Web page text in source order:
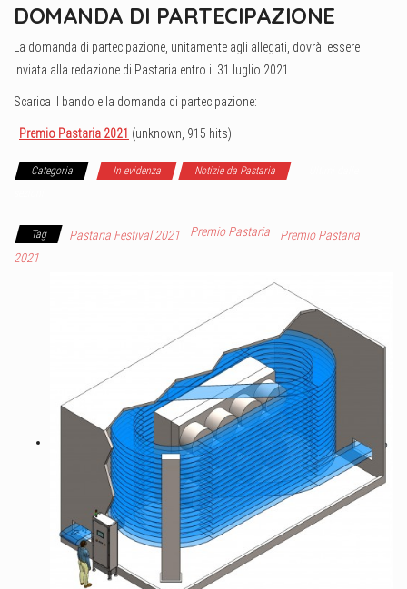
DOMANDA DI PARTECIPAZIONE
La domanda di partecipazione, unitamente agli allegati, dovrà essere
inviata alla redazione di Pastaria entro il 31 luglio 2021.
Scarica il bando e la domanda di partecipazione:
Premio Pastaria 2021 (unknown, 915 hits)
Categoria In evidenza Notizie da Pastaria
Tag Pastaria Festival 2021 Premio Pastaria
Premio Pastaria
2021